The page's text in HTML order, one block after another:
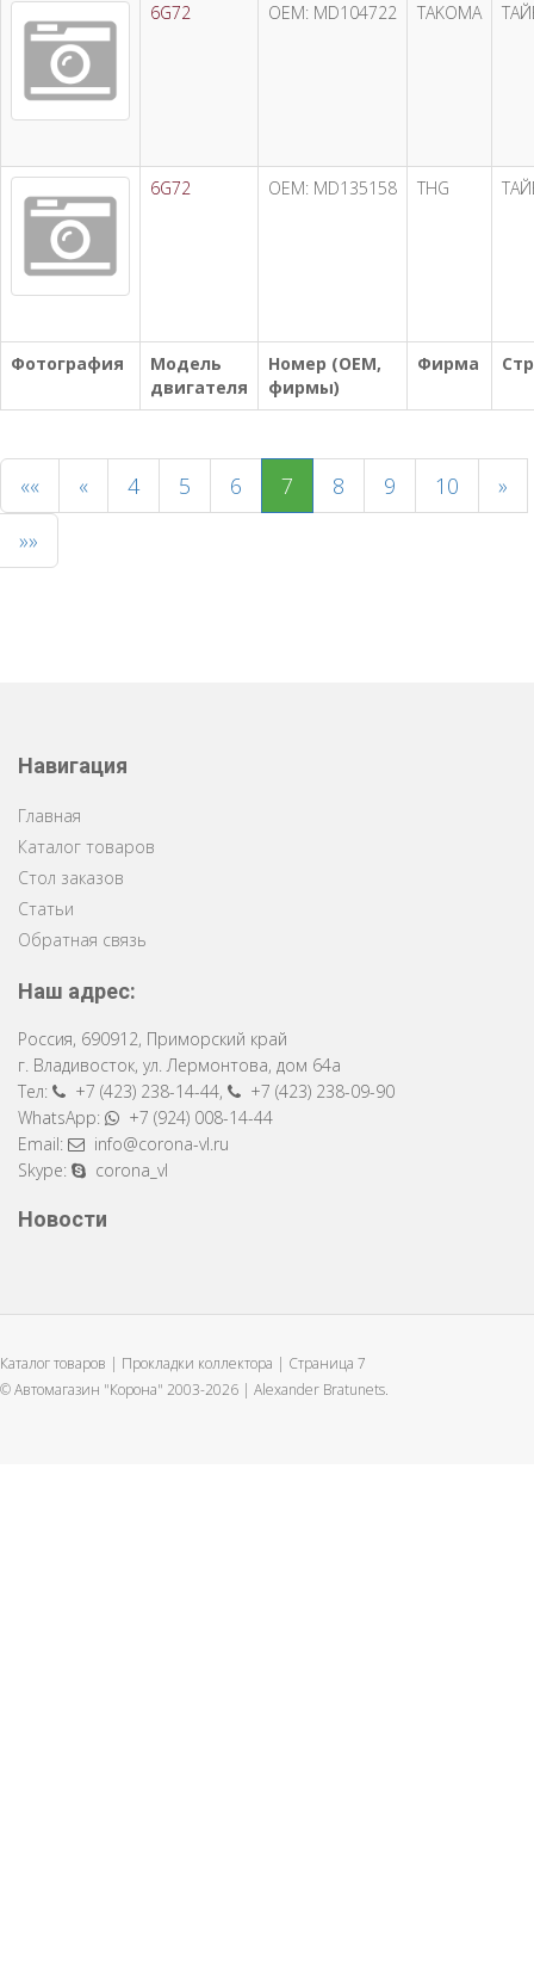
Фотография
Модель
двигателя
Номер (OEM,
фирмы)
Фирма
6G72 OEM: MD104722 TAKOMA
6G72 OEM: MD135158 THG
«« « 4 5 6 7 8 9 10
»
»»
Навигация
Главная
Каталог товаров
Стол заказов
Статьи
Обратная связь
Наш адрес:
Россия, 690912, Приморский край
г. Владивосток, ул. Лермонтова, дом 64a
Тел:
+7 (423) 238-14-44,
+7 (423) 238-09-90
WhatsApp:
+7 (924) 008-14-44
Email:
info@corona-vl.ru
Skype:
corona_vl
Новости
Каталог товаров | Прокладки коллектора | Страница 7
© Автомагазин "Корона" 2003-2026 | Alexander Bratunets.